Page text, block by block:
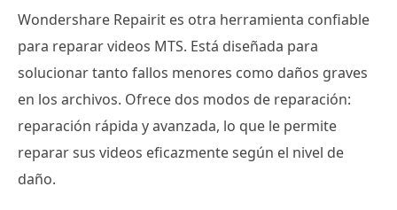
Wondershare Repairit es otra herramienta confiable
para reparar videos MTS. Está diseñada para
solucionar tanto fallos menores como daños graves
en los archivos. Ofrece dos modos de reparación:
reparación rápida y avanzada, lo que le permite
reparar sus videos eficazmente según el nivel de
daño.